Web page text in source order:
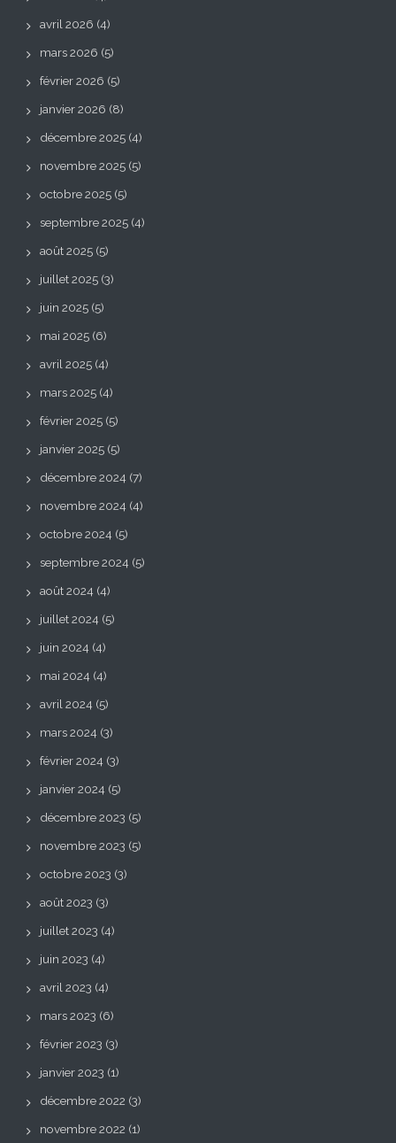
avril 2026 (4)
mars 2026 (5)
février 2026 (5)
janvier 2026 (8)
décembre 2025 (4)
novembre 2025 (5)
octobre 2025 (5)
septembre 2025 (4)
août 2025 (5)
juillet 2025 (3)
juin 2025 (5)
mai 2025 (6)
avril 2025 (4)
mars 2025 (4)
février 2025 (5)
janvier 2025 (5)
décembre 2024 (7)
novembre 2024 (4)
octobre 2024 (5)
septembre 2024 (5)
août 2024 (4)
juillet 2024 (5)
juin 2024 (4)
mai 2024 (4)
avril 2024 (5)
mars 2024 (3)
février 2024 (3)
janvier 2024 (5)
décembre 2023 (5)
novembre 2023 (5)
octobre 2023 (3)
août 2023 (3)
juillet 2023 (4)
juin 2023 (4)
avril 2023 (4)
mars 2023 (6)
février 2023 (3)
janvier 2023 (1)
décembre 2022 (3)
novembre 2022 (1)